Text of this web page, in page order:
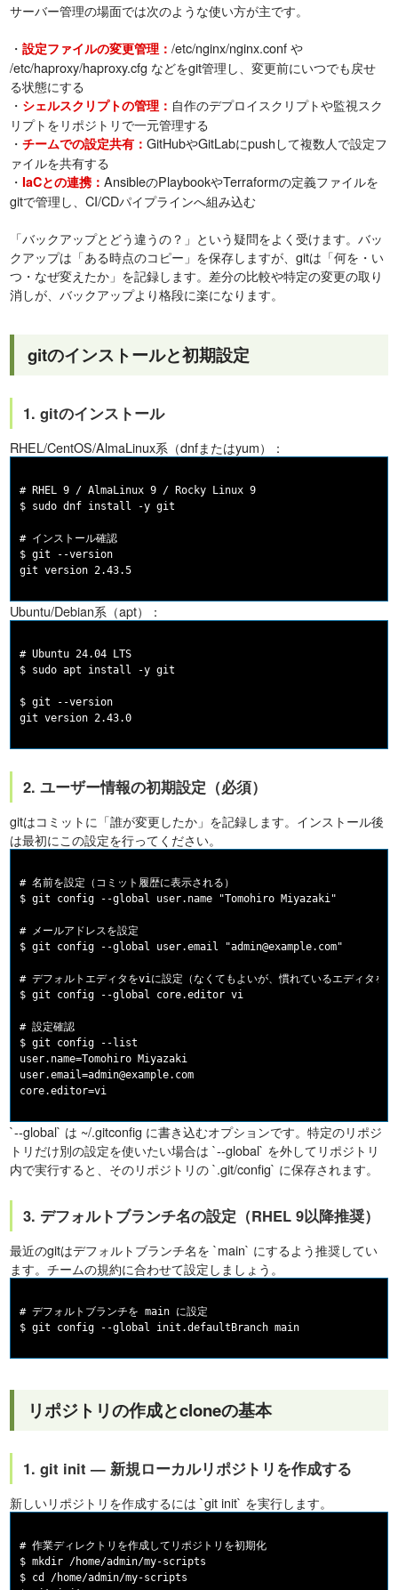
サーバー管理の場面では次のような使い方が主です。
・設定ファイルの変更管理：/etc/nginx/nginx.conf や
/etc/haproxy/haproxy.cfg などをgit管理し、変更前にいつでも戻せ
る状態にする
・ シェルスクリプトの管理： 自作のデプロイスクリプトや監視スク
リプトをリポジトリで一元管理する
・チームでの設定共有：GitHubやGitLabにpushして複数人で設定フ
ァイルを共有する
・ IaCとの連携：AnsibleのPlaybookやTerraformの定義ファイルを
gitで管理し、CI/CDパイプラインへ組み込む
「バックアップとどう違うの？」という疑問をよく受けます。バッ
クアップは「ある時点のコピー」を保存しますが、gitは「何を・い
つ・なぜ変えたか」を記録します。差分の比較や特定の変更の取り
消しが、バックアップより格段に楽になります。
gitのインストールと初期設定
1. gitのインストール
RHEL/CentOS/AlmaLinux系（dnfまたはyum）：
# RHEL 9 / AlmaLinux 9 / Rocky Linux 9
$ sudo dnf install -y git
# インストール確認
$ git --version
Ubuntu/Debian系（apt）：
# Ubuntu 24.04 LTS
$ sudo apt install -y git
$ git --version
2. ユーザー情報の初期設定（必須）
gitはコミットに「誰が変更したか」を記録します。インストール後
は最初にこの設定を行ってください。
# 名前を設定（コミット履歴に表示される）
$ git config --global user.name "Tomohiro Miyazaki"
# メールアドレスを設定
$ git config --global user.email "admin@example.com"
# デフォルトエディタをviに設定（なくてもよいが、慣れているエディタを
$ git config --global core.editor vi
# 設定確認
$ git config --list
user.name=Tomohiro Miyazaki
user.email=admin@example.com
`--global` は ~/.gitconfig に書き込むオプションです。特定のリポジ
トリだけ別の設定を使いたい場合は `--global` を外してリポジトリ
内で実行すると、そのリポジトリの `.git/config` に保存されます。
3. デフォルトブランチ名の設定（RHEL 9以降推奨）
最近のgitはデフォルトブランチ名を `main` にするよう推奨してい
ます。チームの規約に合わせて設定しましょう。
# デフォルトブランチを main に設定
リポジトリの作成とcloneの基本
1. git init — 新規ローカルリポジトリを作成する
新しいリポジトリを作成するには `git init` を実行します。
# 作業ディレクトリを作成してリポジトリを初期化
$ mkdir /home/admin/my-scripts
$ cd /home/admin/my-scripts